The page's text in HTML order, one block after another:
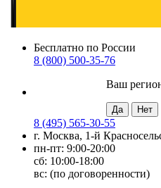
Бесплатно по России
8 (800) 500-35-76
Ваш
8 (495) 565-30-55
г. Москва, 1-й
пн-пт: 9:00-20:00
сб: 10:00-18:00
вс: (по договоренности)